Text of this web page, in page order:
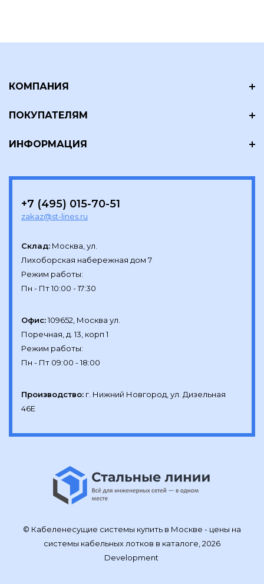
КОМПАНИЯ
ПОКУПАТЕЛЯМ
ИНФОРМАЦИЯ
+7 (495) 015-70-51
zakaz@st-lines.ru
Склад: Москва, ул.
Лихоборская набережная дом 7
Режим работы:
Офис:109652, Москва ул.
Поречная, д. 13, корп 1
Режим работы:
Производство: г. Нижний Новгород, ул. Дизельная
46Е
© Кабеленесущие системы купить в Москве - цены на
системы кабельных лотков в каталоге, 2026
Development